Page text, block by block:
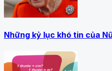
Những kỷ lục khó tin của